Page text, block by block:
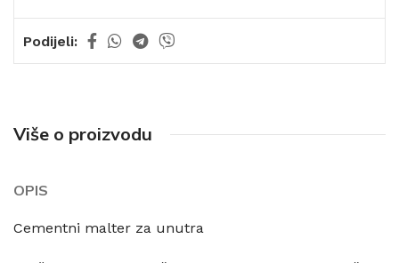
Podijeli:
Više o proizvodu
OPIS
Cementni malter za unutra